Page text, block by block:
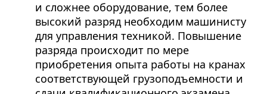
и сложнее оборудование, тем более
высокий разряд необходим машинисту
для управления техникой. Повышение
разряда происходит по мере
приобретения опыта работы на кранах
соответствующей грузоподъемности и